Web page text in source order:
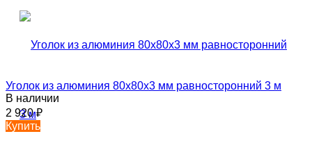
Уголок из алюминия 80х80х3 мм равносторонний 3 м
В наличии
2 920₽
Купить